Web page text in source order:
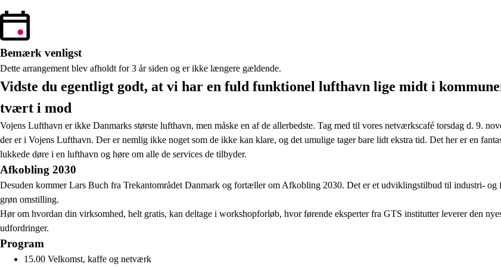
Bemærk venligst
Dette arrangement blev afholdt for 3 år siden og er ikke længere gældende.
Vidste du egentligt godt, at vi har en fuld funktionel lufthavn lige midt i
tvært i mod
Vojens Lufthavn er ikke Danmarks største lufthavn, men måske en af de allerbedste. Tag med til vores netværkscafé torsdag d. 9.
der er i Vojens Lufthavn. Der er nemlig ikke noget som de ikke kan klare, og det umulige tager bare lidt ekstra tid. Det her er en
lukkede døre i en lufthavn og høre om alle de services de tilbyder.
Afkobling 2030
Desuden kommer Lars Buch fra Trekantområdet Danmark og fortæller om Afkobling 2030. Det er et udviklingstilbud til industri-
grøn omstilling.
Hør om hvordan din virksomhed, helt gratis, kan deltage i workshopforløb, hvor førende eksperter fra GTS institutter leverer den
udfordringer.
Program
15.00 Velkomst, kaffe og netværk